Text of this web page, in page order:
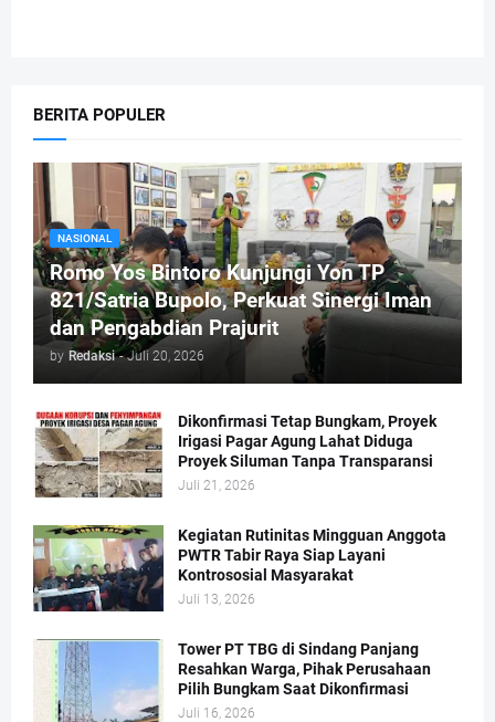
BERITA POPULER
NASIONAL
Romo Yos Bintoro Kunjungi Yon TP
821/Satria Bupolo, Perkuat Sinergi Iman
dan Pengabdian Prajurit
by Redaksi - Juli 20, 2026
Dikonfirmasi Tetap Bungkam, Proyek
Irigasi Pagar Agung Lahat Diduga
Proyek Siluman Tanpa Transparansi
Juli 21, 2026
Kegiatan Rutinitas Mingguan Anggota
PWTR Tabir Raya Siap Layani
Kontrososial Masyarakat
Juli 13, 2026
Tower PT TBG di Sindang Panjang
Resahkan Warga, Pihak Perusahaan
Pilih Bungkam Saat Dikonfirmasi
Juli 16, 2026